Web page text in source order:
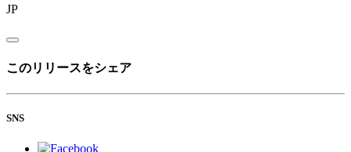
JP
このリリースをシェア
SNS